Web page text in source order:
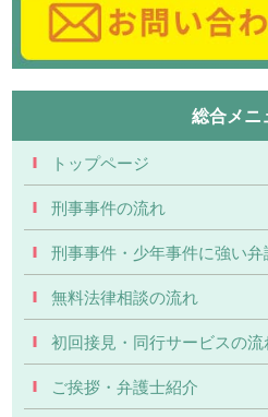
総合メニ
トップページ
刑事事件の流れ
刑事事件・少年事件に強い弁
無料法律相談の流れ
初回接見・同行サービスの流
ご挨拶・弁護士紹介